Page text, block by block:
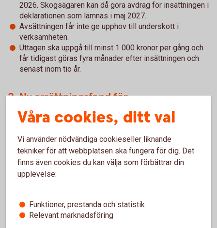
2026. Skogsägaren kan då göra avdrag för insättningen i
deklarationen som lämnas i maj 2027.
Avsättningen får inte ge upphov till underskott i
verksamheten.
Uttagen ska uppgå till minst 1 000 kronor per gång och
får tidigast göras fyra månader efter insättningen och
senast inom tio år.
2. Ny ersättningsfond för
intrångsersättningar
att förfoganderätten till marken inskränks på obegränsad
tid eller löses in av staten för att bli naturreservat – kan
med de nya reglerna om en ersättningsfond skjuta upp
beskattningen, och ett eventuellt förvärv av en
tidsfristen tre år.
Våra cookies, ditt val
Vi använder nödvändiga cookieseller liknande
tekniker för att webbplatsen ska fungera för dig. Det
finns även cookies du kan välja som förbättrar din
upplevelse:
Funktioner, prestanda och statistik
Relevant marknadsföring